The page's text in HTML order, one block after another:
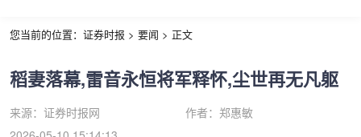
您当前的位置： 证券时报 > 要闻 > 正文
稻妻落幕,雷音永恒将军释怀,尘世再无凡躯
来源： 证券时报网 作者： 郑惠敏